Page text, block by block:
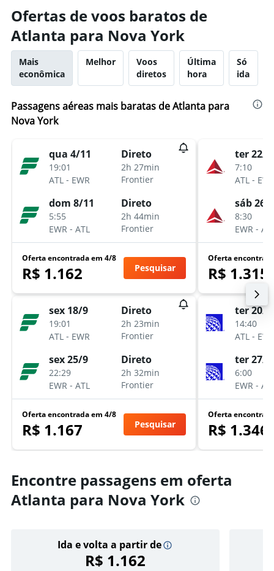
Ofertas de voos baratos de
Atlanta para Nova York
Mais
econômica
Melhor
Voos
diretos
Última
hora
Só
ida
Passagens aéreas mais baratas de Atlanta para
Nova York
qua 4/11
19:01
ATL - EWR
Direto
2h 27min
Frontier
dom 8/11
5:55
EWR - ATL
Direto
2h 44min
Frontier
Oferta encontrada em 4/8
R$ 1.162 Pesquisar
sex 18/9
19:01
ATL - EWR
Direto
2h 23min
Frontier
sex 25/9
22:29
EWR - ATL
Direto
2h 32min
Frontier
Oferta encontrada em 4/8
R$ 1.167 Pesquisar
ter 22/9
7:10
ATL -
sáb 26/
8:30
EWR -
Oferta
R$ 1.315
ter 20/
14:40
ATL -
ter 27/
6:00
EWR -
Oferta
R$ 1.346
Encontre passagens em oferta
Atlanta para Nova York
Ida e volta a partir de
R$ 1.162